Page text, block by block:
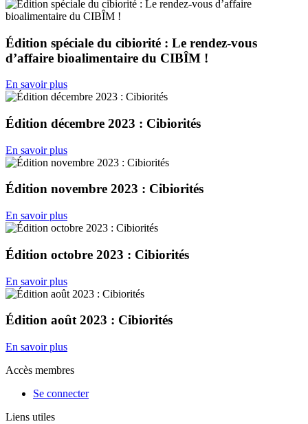
Édition spéciale du cibiorité : Le rendez-vous
d’affaire bioalimentaire du CIBÎM !
En savoir plus
Édition décembre 2023 : Cibiorités
En savoir plus
Édition novembre 2023 : Cibiorités
En savoir plus
Édition octobre 2023 : Cibiorités
En savoir plus
Édition août 2023 : Cibiorités
En savoir plus
Accès membres
Se connecter
Liens utiles